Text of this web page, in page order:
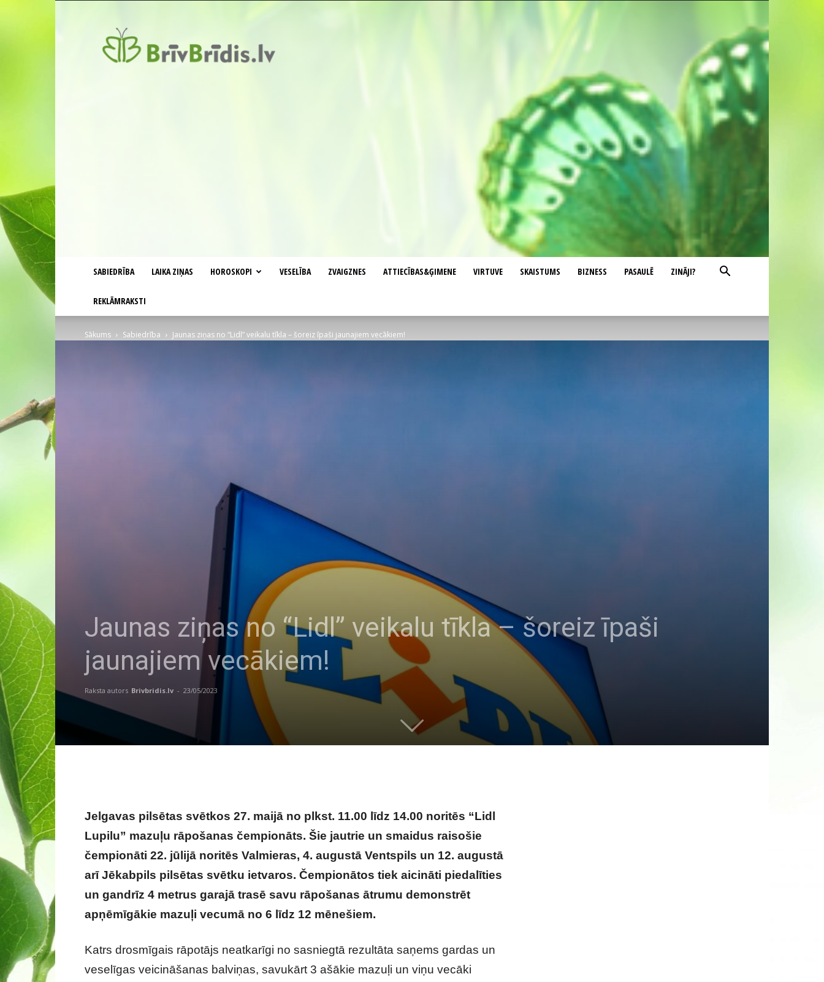
SABIEDRĪBA LAIKA ZIŅAS HOROSKOPI VESELĪBA ZVAIGZNES ATTIECĪBAS&ĢIMENE VIRTUVE SKAISTUMS BIZNESS PASAULĒ ZINĀJI?
REKLĀMRAKSTI
Sākums Sabiedrība Jaunas ziņas no “Lidl” veikalu tīkla – šoreiz īpaši jaunajiem vecākiem!
Jaunas ziņas no “Lidl” veikalu tīkla – šoreiz īpaši
jaunajiem vecākiem!
Raksta autors Brivbridis.lv - 23/05/2023
Jelgavas pilsētas svētkos 27. maijā no plkst. 11.00 līdz 14.00 noritēs “Lidl
Lupilu” mazuļu rāpošanas čempionāts. Šie jautrie un smaidus raisošie
čempionāti 22. jūlijā noritēs Valmieras, 4. augustā Ventspils un 12. augustā
arī Jēkabpils pilsētas svētku ietvaros. Čempionātos tiek aicināti piedalīties
un gandrīz 4 metrus garajā trasē savu rāpošanas ātrumu demonstrēt
apņēmīgākie mazuļi vecumā no 6 līdz 12 mēnešiem.
Katrs drosmīgais rāpotājs neatkarīgi no sasniegtā rezultāta saņems gardas un
veselīgas veicināšanas balviņas, savukārt 3 ašākie mazuļi un viņu vecāki